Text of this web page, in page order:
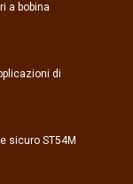
a bobina
di
sicuro ST54M